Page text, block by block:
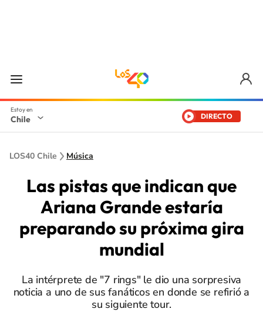
Chile DIRECTO
LOS40 Chile Música
Las pistas que indican que
Ariana Grande estaría
preparando su próxima gira
mundial
La intérprete de "7 rings" le dio una sorpresiva
noticia a uno de sus fanáticos en donde se refirió a
su siguiente tour.